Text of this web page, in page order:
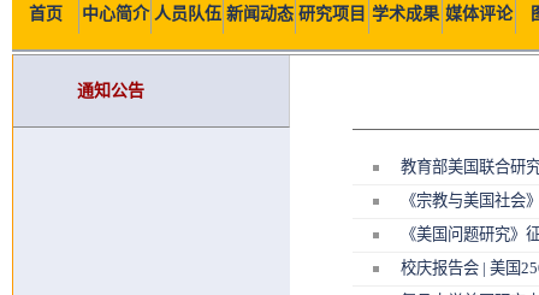
首页 中心简介 人员队伍 新闻动态 研究项目 学术成果 媒体评论
通知公告
教育部美国联合研
《宗教与美国社会
《美国问题研究》
校庆报告会 | 美国